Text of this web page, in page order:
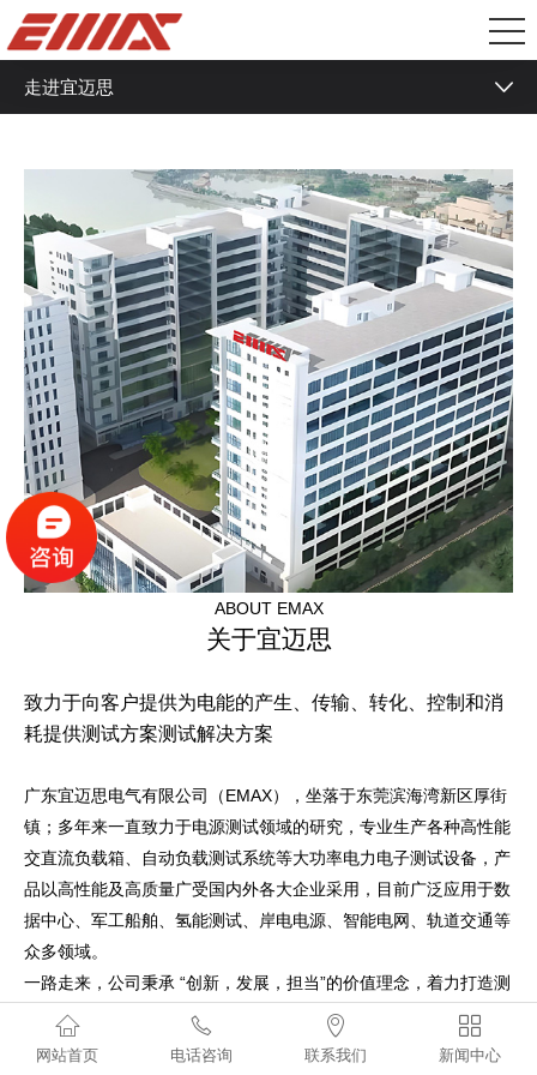
走进宜迈思
核心价值观
知名客户
企业资质
ABOUT EMAX
关于宜迈思
致力于向客户提供为电能的产生、传输、转化、控制和消
耗提供测试方案测试解决方案
广东宜迈思电气有限公司（EMAX），坐落于东莞滨海湾新区厚街
镇；多年来一直致力于电源测试领域的研究，专业生产各种高性能
交直流负载箱、自动负载测试系统等大功率电力电子测试设备，产
品以高性能及高质量广受国内外各大企业采用，目前广泛应用于数
据中心、军工船舶、氢能测试、岸电电源、智能电网、轨道交通等
众多领域。
一路走来，公司秉承 “创新，发展，担当”的价值理念，着力打造测
试负载领域的领先品牌。公司通过不断的技术创新，加大科研投
入，组建了强大的研发团队，造就了一支经验丰富、战斗力极强的

网站首页

电话咨询

联系我们

新闻中心